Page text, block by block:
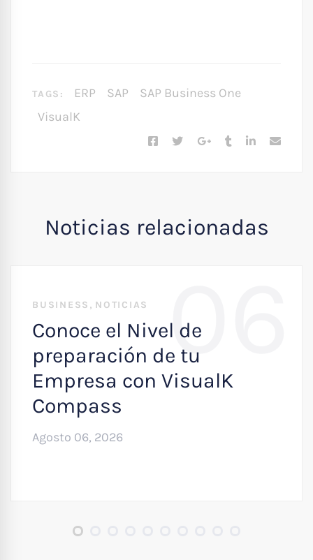
TAGS: ERP SAP
SAP Business One
VisualK
Noticias relacionadas
06
BUSINESS , NOTICIAS
Conoce el Nivel de
preparación de tu
Empresa con VisualK
Compass
Agosto 06, 2026